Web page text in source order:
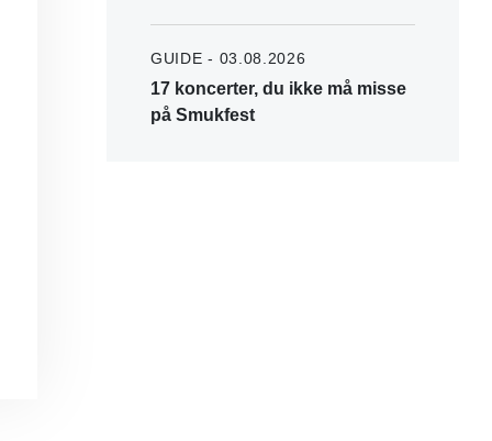
GUIDE - 03.08.2026
17 koncerter, du ikke må misse
på Smukfest